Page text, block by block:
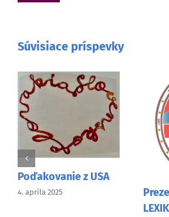
Súvisiace príspevky
Prezentácia knihy